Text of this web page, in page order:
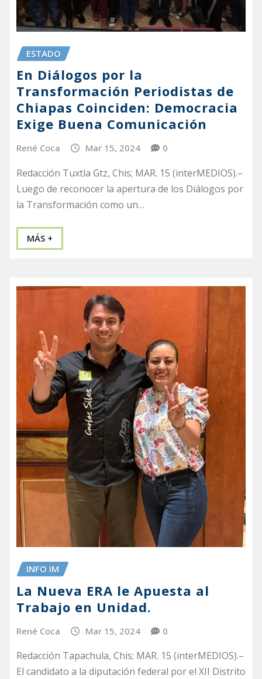
ESTADO
En Diálogos por la
Transformación Periodistas de
Chiapas Coinciden: Democracia
Exige Buena Comunicación
René Coca Mar 15, 2024 0
Redacción Tuxtla Gtz, Chis; MAR. 15 (interMEDIOS).–
Luego de reconocer la apertura de los Diálogos por
la Transformación como un…
MÁS +
INFO IM
La Nueva ERA le Apuesta al
Trabajo en Unidad.
René Coca Mar 15, 2024 0
Redacción Tapachula, Chis; MAR. 15 (interMEDIOS).–
El candidato a la diputación federal por el XII Distrito